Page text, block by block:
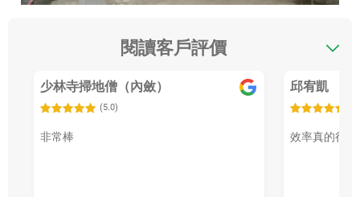
閱讀客戶評價
少林寺掃地僧（內斂）
(5.0)
非常棒
邱宥凱
效率真的很好